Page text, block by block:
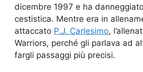
dicembre 1997 e ha
cestistica. Mentre era in
attaccato P.J. Carlesimo,
Warriors, perché gli parlava ad
fargli passaggi più precisi.